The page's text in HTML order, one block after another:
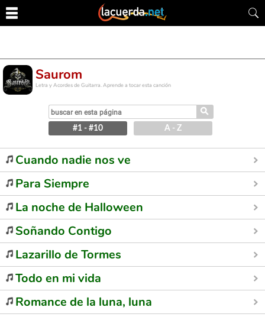
Saurom
Letra y Acordes de Guitarra. Aprende a tocar esta canción
⚲
#1 - #10 A - Z
Cuando nadie nos ve
Para Siempre
La noche de Halloween
Soñando Contigo
Lazarillo de Tormes
Todo en mi vida
Romance de la luna, luna